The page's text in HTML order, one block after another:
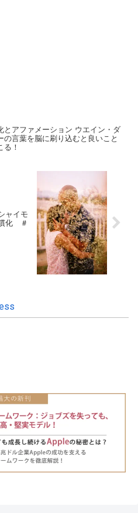
とアファメーション ウエイン・ダ
の言葉を脳に刷り込むと良いこと
る！
ャイモ
化 ＃